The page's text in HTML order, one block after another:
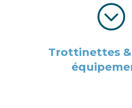
;
Trottinettes